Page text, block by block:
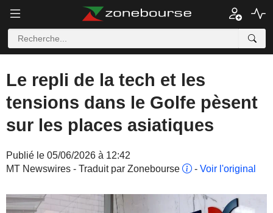
Le repli de la tech et les
tensions dans le Golfe pèsent
sur les places asiatiques
Publié le 05/06/2026 à 12:42
MT Newswires - Traduit par Zonebourse
- Voir l'original